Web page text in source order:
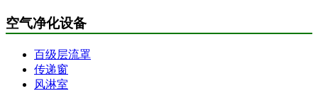
空气净化设备
百级层流罩
传递窗
风淋室